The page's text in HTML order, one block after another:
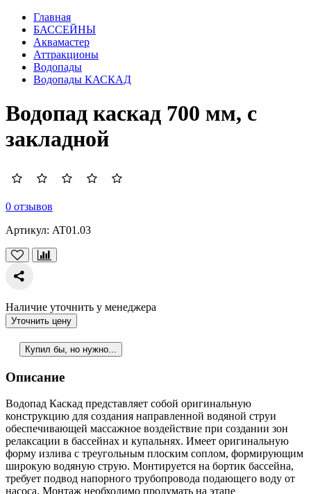
Главная
БАССЕЙНЫ
Аквамастер
Аттракционы
Водопады
Водопады КАСКАД
Водопад каскад 700 мм, с
закладной
0 отзывов
Артикул: AT01.03
Наличие уточнить у менеджера
Уточнить цену
Купил бы, но нужно...
Описание
Водопад Каскад представляет собой оригинальную
конструкцию для создания направленной водяной струи
обеспечивающей массажное воздействие при создании зон
релаксации в бассейнах и купальнях. Имеет оригинальную
форму излива с треугольным плоским соплом, формирующим
широкую водяную струю. Монтируется на бортик бассейна,
требует подвод напорного трубопровода подающего воду от
насоса. Монтаж необходимо продумать на этапе